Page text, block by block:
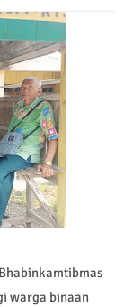
Bhabinkamtibmas
warga binaan